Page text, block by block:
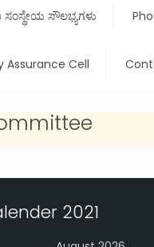
ಸಂಸ್ಥೇಯ ಸೌಲಭ್ಯಗಳು
Assurance Cell
2021